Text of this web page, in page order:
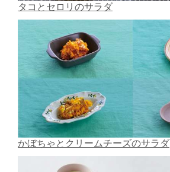
タコとセロリのサラダ
かぼちゃとクリームチーズのサラダ